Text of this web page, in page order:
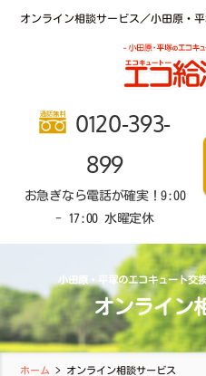
オンライン相談サービス／小田原・
0120-393-
899
お急ぎなら電話が確実！9:00
- 17:00 水曜定休
小田原・平塚のエコキュート交
オンライン
ホーム > オンライン相談サービス